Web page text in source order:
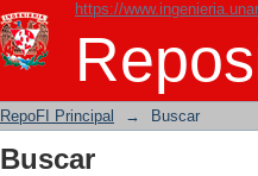
https://
Buscar
RepoFI Principal → Buscar
Buscar